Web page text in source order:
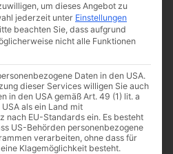
/ Jura Marmor Platte XXL
Jura Marmor
€445,00 (inkl. MwSt.)
Preis / m²
€417,50 (inkl. MwSt.)
um dieses Angebot zu
jederzeit unter Einstellungen
beachten Sie, dass aufgrund
nicht alle Funktionen
Daten in den USA.
dieser Services willigen Sie auch
in den USA gemäß Art. 49 (1) lit. a
als ein Land mit
nach EU-Standards ein. Es besteht
US-Behörden personenbezogene
verarbeiten, ohne dass für
Klagemöglichkeit besteht.